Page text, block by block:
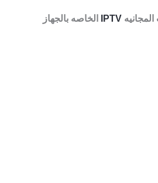
المجانيه IPTV
الخاصه بالجهاز